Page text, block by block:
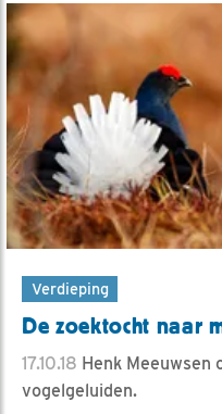
Verdieping
De zoektocht naar
17.10.18 Henk Meeuwsen
vogelgeluiden.